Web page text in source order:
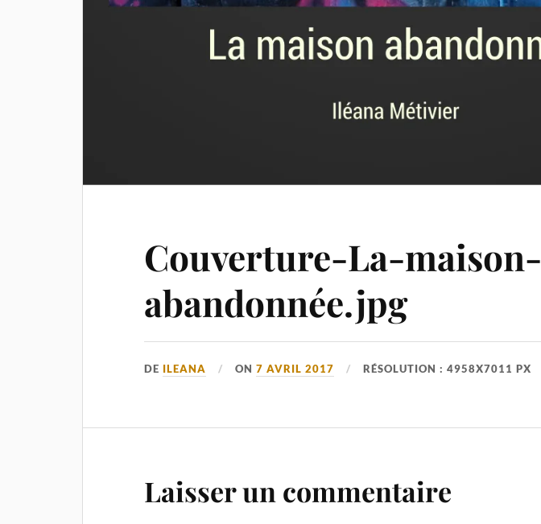
Couverture-La-maison-
abandonnée.jpg
DE ILEANA ON7 AVRIL 2017 RÉSOLUTION : 4958X7011 PX
Laisser un commentaire